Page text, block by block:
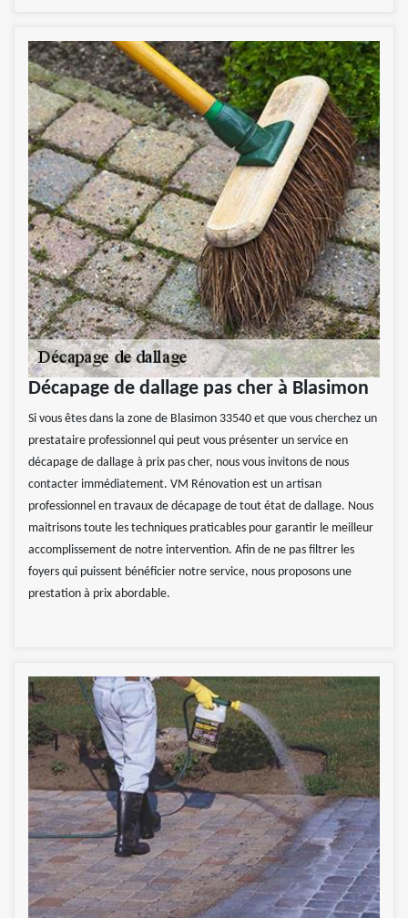
Décapage de dallage pas cher à Blasimon
Si vous êtes dans la zone de Blasimon 33540 et que vous cherchez un
prestataire professionnel qui peut vous présenter un service en
décapage de dallage à prix pas cher, nous vous invitons de nous
contacter immédiatement. VM Rénovation est un artisan
professionnel en travaux de décapage de tout état de dallage. Nous
maitrisons toute les techniques praticables pour garantir le meilleur
accomplissement de notre intervention. Afin de ne pas filtrer les
foyers qui puissent bénéficier notre service, nous proposons une
prestation à prix abordable.